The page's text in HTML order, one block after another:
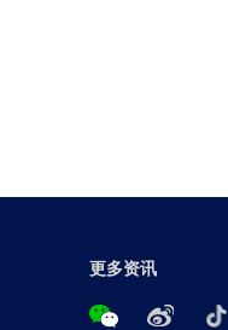
更多资讯